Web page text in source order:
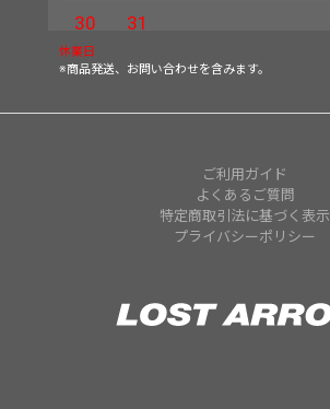
30
31
休業日
※商品発送、お問い合わせを含みます。
ご利用ガイド
よくあるご質問
特定商取引法に基づく表示
プライバシーポリシー